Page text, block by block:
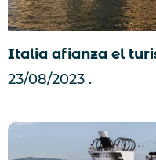
Italia afianza el
23/08/2023